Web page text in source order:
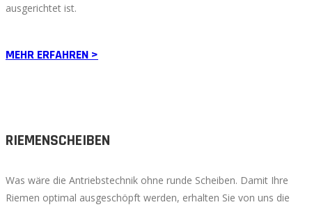
ausgerichtet ist.
MEHR ERFAHREN >
RIEMENSCHEIBEN
Was wäre die Antriebstechnik ohne runde Scheiben. Damit Ihre
Riemen optimal ausgeschöpft werden, erhalten Sie von uns die